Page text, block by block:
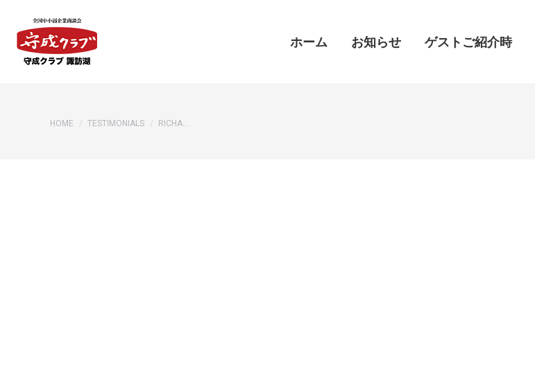
ホーム お知らせ ゲストご紹介時
You are here:
HOME TESTIMONIALS RICHA…
ホーム お知らせ ゲストご紹介時